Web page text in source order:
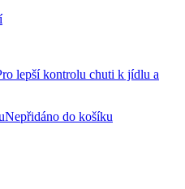
lepší kontrolu chuti k jídlu a
Nepřidáno do košíku